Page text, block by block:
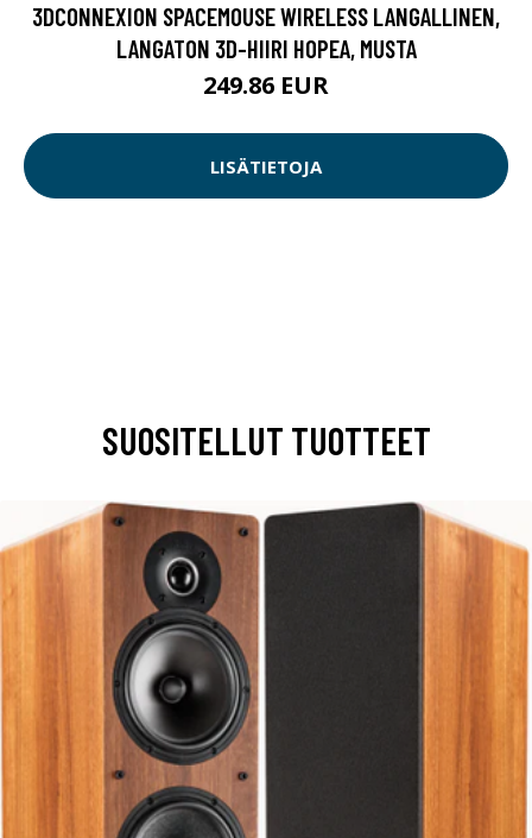
3DCONNEXION SPACEMOUSE WIRELESS LANGALLINEN,
LANGATON 3D-HIIRI HOPEA, MUSTA
249.86 EUR
LISÄTIETOJA
SUOSITELLUT TUOTTEET